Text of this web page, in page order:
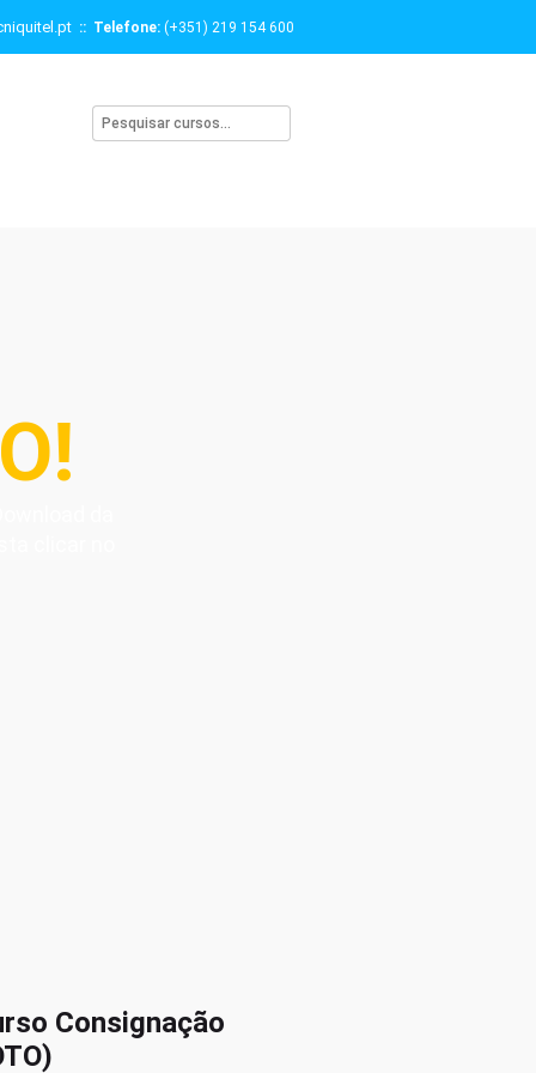
:: Telefone: (+351) 219 154 600
Consignação